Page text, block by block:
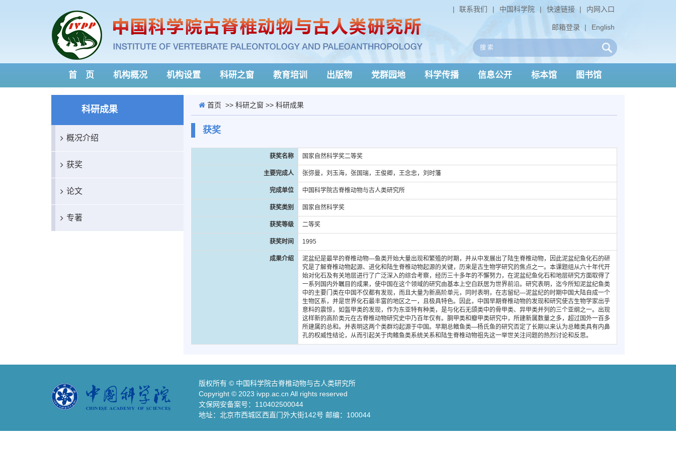
内网入口
|
快速链接
|
中国科学院
|
联系我们
|
English
|
邮箱登录
首 页 机构概况 机构设置 科研之窗 教育培训 出版物 党群园地 科学传播 信息公开 标本馆 图书馆
科研成果
概况介绍
获奖
论文
专著
首页 >> 科研之窗 >> 科研成果
获奖
获奖名称 国家自然科学奖二等奖
主要完成人 张弥曼，刘玉海，张国瑞，王俊卿，王念忠，刘时藩
完成单位 中国科学院古脊椎动物与古人类研究所
获奖类别 国家自然科学奖
获奖等级 二等奖
获奖时间 1995
成果介绍
泥盆纪是最早的脊椎动物—鱼类开始大量出现和繁殖的时期，并从中发展出了陆生脊椎动物，因此泥盆纪鱼化石的研
究是了解脊椎动物起源、进化和陆生脊椎动物起源的关键，历来是古生物学研究的焦点之一。本课题组从六十年代开
始对化石及有关地层进行了广泛深入的综合考察，经历三十多年的不懈努力，在泥盆纪鱼化石和地层研究方面取得了
一系列国内外瞩目的成果，使中国在这个领域的研究由基本上空白跃居为世界前沿。研究表明，迄今所知泥盆纪鱼类
中的主要门类在中国不仅都有发现，而且大量为新高阶单元，同时表明，在志留纪—泥盆纪的时期中国大陆自成一个
生物区系，并是世界化石最丰富的地区之一，且极具特色。因此，中国早期脊椎动物的发现和研究使古生物学家出乎
意料的震惊，如盔甲类的发现，作为东亚特有种类，是与化石无颌类中的骨甲类、异甲类并列的三个亚纲之一。出现
这样新的高阶类元在古脊椎动物研究史中乃百年仅有。胴甲类和瓣甲类研究中，所建新属数量之多，超过国外一百多
所建属的总和。并表明这两个类群均起源于中国。早期总鳍鱼类—杨氏鱼的研究否定了长期以来认为总鳍类具有内鼻
孔的权威性结论，从而引起关于肉鳍鱼类系统关系和陆生脊椎动物祖先这一举世关注问题的热烈讨论和反思。
版权所有 © 中国科学院古脊椎动物与古人类研究所
Copyright © 2023 ivpp.ac.cn All rights reserved
文保网安备案号：110402500044
地址：北京市西城区西直门外大街142号 邮编：100044